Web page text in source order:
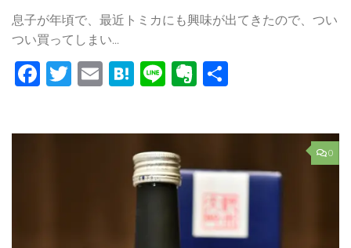
息子が年頃で、最近トミカにも興味が出てきたので、つい
つい買ってしまい...
Facebook
Twitter
EmailHatena
LineEvernote
0